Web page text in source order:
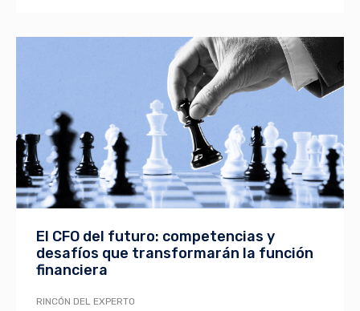
El CFO del futuro: competencias y
desafíos que transformarán la función
financiera
RINCÓN DEL EXPERTO